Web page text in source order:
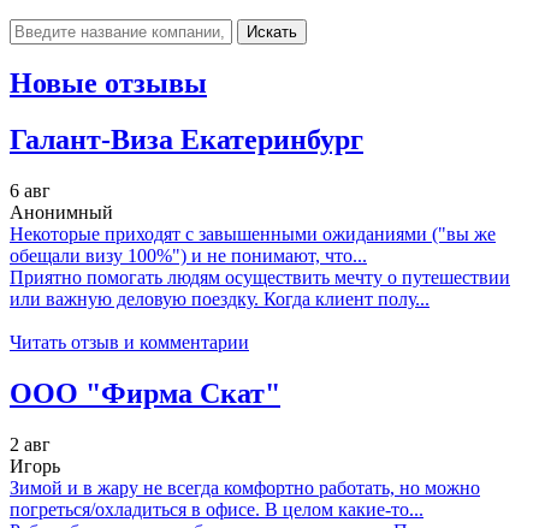
Искать
Новые отзывы
Галант-Виза Екатеринбург
6 авг
Анонимный
Некоторые приходят с завышенными ожиданиями ("вы же
обещали визу 100%") и не понимают, что...
Приятно помогать людям осуществить мечту о путешествии
или важную деловую поездку. Когда клиент полу...
Читать отзыв и комментарии
ООО "Фирма Скат"
2 авг
Игорь
Зимой и в жару не всегда комфортно работать, но можно
погреться/охладиться в офисе. В целом какие-то...